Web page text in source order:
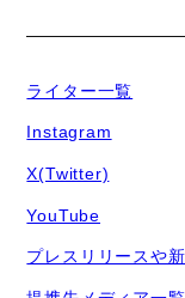
ライター一覧
Instagram
X(Twitter)
YouTube
プレスリリースや